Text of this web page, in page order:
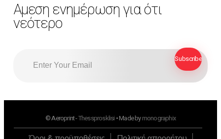
Αμεση ενημέρωση για ότι
νεότερο
© Aeroprint -Thessprosklisi • Made bymonographix